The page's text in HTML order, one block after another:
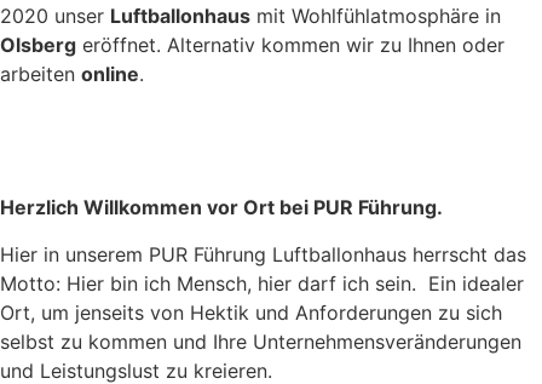
2020 unser Luftballonhaus mit Wohlfühlatmosphäre in
Olsberg eröffnet. Alternativ kommen wir zu Ihnen oder
arbeiten online.
Herzlich Willkommen vor Ort bei PUR Führung.
Hier in unserem PUR Führung Luftballonhaus herrscht das
Motto: Hier bin ich Mensch, hier darf ich sein. Ein idealer
Ort, um jenseits von Hektik und Anforderungen zu sich
selbst zu kommen und Ihre Unternehmensveränderungen
und Leistungslust zu kreieren.